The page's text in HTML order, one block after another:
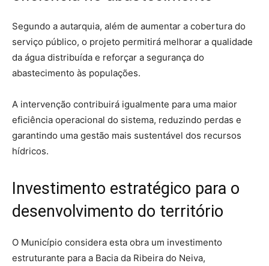
Segundo a autarquia, além de aumentar a cobertura do
serviço público, o projeto permitirá melhorar a qualidade
da água distribuída e reforçar a segurança do
abastecimento às populações.
A intervenção contribuirá igualmente para uma maior
eficiência operacional do sistema, reduzindo perdas e
garantindo uma gestão mais sustentável dos recursos
hídricos.
Investimento estratégico para o
desenvolvimento do território
O Município considera esta obra um investimento
estruturante para a Bacia da Ribeira do Neiva,